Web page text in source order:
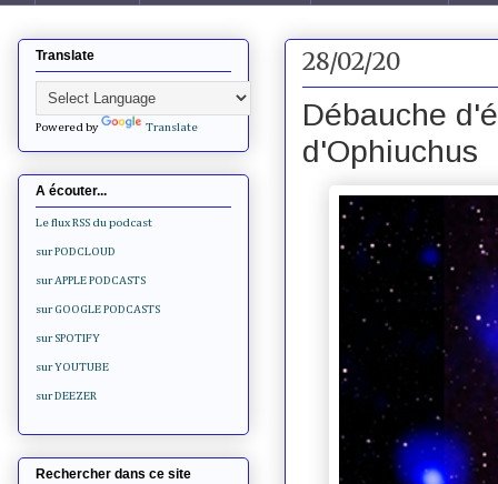
28/02/20
Débauche
d'Ophiuchus
Translate
Powered by Translate
A écouter...
Le flux RSS du podcast
sur PODCLOUD
sur APPLE PODCASTS
sur GOOGLE PODCASTS
sur SPOTIFY
sur YOUTUBE
sur DEEZER
Rechercher dans ce site